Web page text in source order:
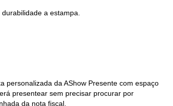
a estampa.
personalizada da AShow Presente com espaço
presentear sem precisar procurar por
da nota fiscal.